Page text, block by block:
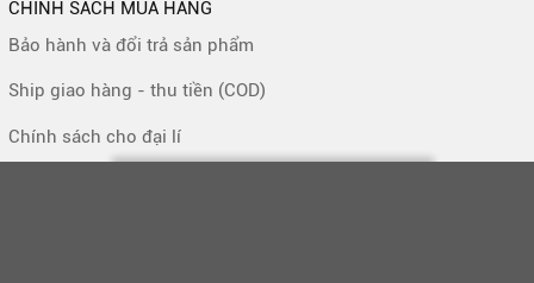
CHÍNH SÁCH MUA HÀNG
Bảo hành và đổi trả sản phẩm
Ship giao hàng - thu tiền (COD)
Chính sách cho đại lí